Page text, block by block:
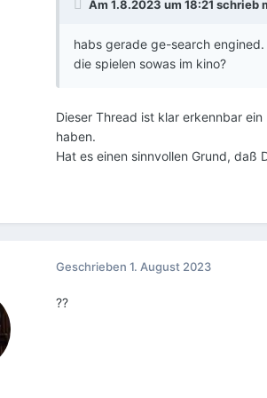
Am 1.8.2023 um 18:21 schrieb
habs gerade ge-search engined.
die spielen sowas im kino?
Dieser Thread ist klar erkennbar
haben.
Hat es einen sinnvollen Grund, daß
Geschrieben 1. August 2023
??